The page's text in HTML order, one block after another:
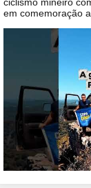
em comemoração